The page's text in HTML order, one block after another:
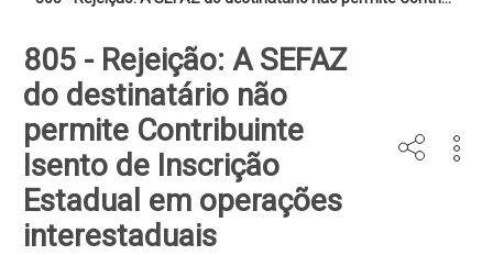
805 - Rejeição: A SEFAZ
do destinatário não
permite Contribuinte
Isento de Inscrição
Estadual em operações
interestaduais